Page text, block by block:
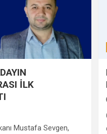
İLK
Mustafa Sevgen,